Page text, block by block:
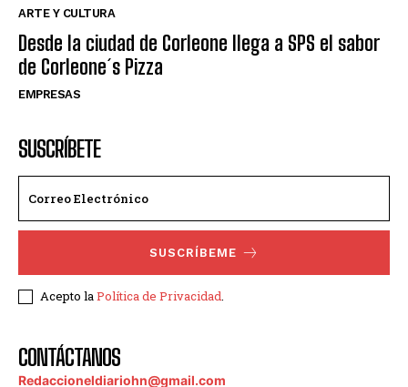
ARTE Y CULTURA
Desde la ciudad de Corleone llega a SPS el sabor
de Corleone´s Pizza
EMPRESAS
SUSCRÍBETE
SUSCRÍBEME
Acepto laPolítica de Privacidad.
CONTÁCTANOS
Redaccioneldiariohn@gmail.com